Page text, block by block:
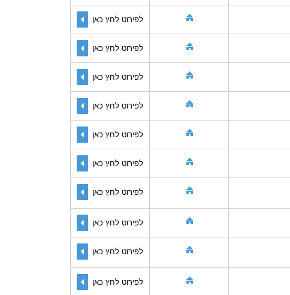
לפירוט לחץ כאן
לפירוט לחץ כאן
לפירוט לחץ כאן
לפירוט לחץ כאן
לפירוט לחץ כאן
לפירוט לחץ כאן
לפירוט לחץ כאן
לפירוט לחץ כאן
לפירוט לחץ כאן
לפירוט לחץ כאן